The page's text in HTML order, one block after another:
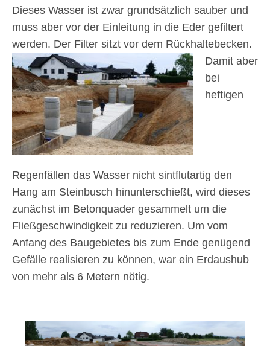
Dieses Wasser ist zwar grundsätzlich sauber und
muss aber vor der Einleitung in die Eder gefiltert
werden. Der Filter sitzt vor dem Rückhaltebecken.
Damit aber
bei
heftigen
Regenfällen das Wasser nicht sintflutartig den
Hang am Steinbusch hinunterschießt, wird dieses
zunächst im Betonquader gesammelt um die
Fließgeschwindigkeit zu reduzieren. Um vom
Anfang des Baugebietes bis zum Ende genügend
Gefälle realisieren zu können, war ein Erdaushub
von mehr als 6 Metern nötig.